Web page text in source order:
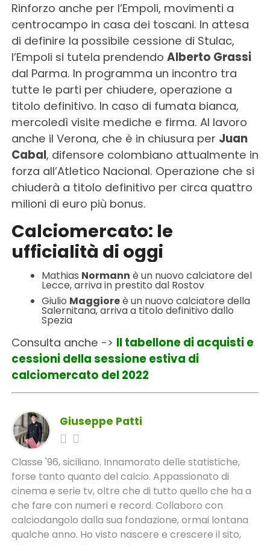
Rinforzo anche per l’Empoli, movimenti a
centrocampo in casa dei toscani. In attesa
di definire la possibile cessione di Stulac,
l’Empoli si tutela prendendo Alberto Grassi
dal Parma. In programma un incontro tra
tutte le parti per chiudere, operazione a
titolo definitivo. In caso di fumata bianca,
mercoledì visite mediche e firma. Al lavoro
anche il Verona, che è in chiusura per Juan
Cabal, difensore colombiano attualmente in
forza all’Atletico Nacional. Operazione che si
chiuderà a titolo definitivo per circa quattro
milioni di euro più bonus.
Calciomercato: le
ufficialità di oggi
Mathias Normann è un nuovo calciatore del
Lecce, arriva in prestito dal Rostov
Giulio Maggioreè un nuovo calciatore della
Salernitana, arriva a titolo definitivo dallo
Spezia
Consulta anche -> Il tabellone di acquisti e
cessioni della sessione estiva di
calciomercato del 2022
Giuseppe Patti
Classe '96, siciliano. Innamorato delle statistiche,
forse tanto quanto del calcio. Appassionato di
cinema e serie tv, oltre che di tutto quello che ha a
che fare con numeri e record. Collaboro con
calciodangolo dalla sua fondazione, ormai lontana
qualche anno. Ho visto nascere e crescere il sito,